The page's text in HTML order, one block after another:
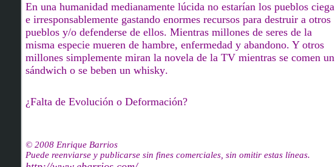
En una humanidad medianamente lúcida no estarían los pueblos ciega
e irresponsablemente gastando enormes recursos para destruir a otros
pueblos y/o defenderse de ellos. Mientras millones de seres de la
misma especie mueren de hambre, enfermedad y abandono. Y otros
millones simplemente miran la novela de la TV mientras se comen un
sándwich o se beben un whisky.
¿Falta de Evolución o Deformación?
© 2008 Enrique Barrios
Puede reenviarse y publicarse sin fines comerciales, sin omitir estas líneas.